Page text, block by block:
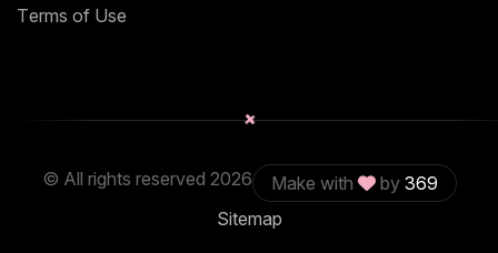
Terms of Use
+
© All rights reserved 2026 Make with by 369
Sitemap